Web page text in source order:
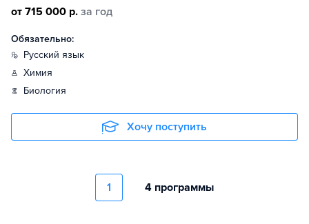
от 715 000 р. за год
Обязательно:
русский язык
химия
биология
Хочу поступить
1 4 программы